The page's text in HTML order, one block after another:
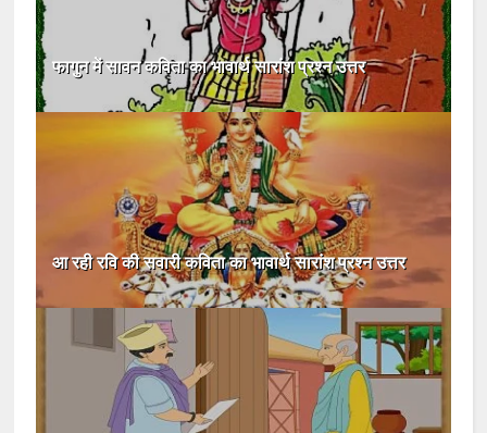
फागुन में सावन कविता का भावार्थ सारांश प्रश्न उत्तर
आ रही रवि की सवारी कविता का भावार्थ सारांश प्रश्न उत्तर